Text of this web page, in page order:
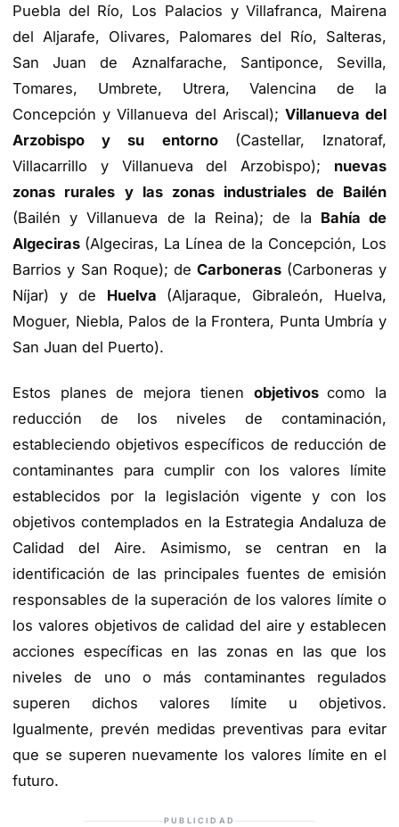
Puebla del Río, Los Palacios y Villafranca, Mairena
del Aljarafe, Olivares, Palomares del Río, Salteras,
San Juan de Aznalfarache, Santiponce, Sevilla,
Tomares, Umbrete, Utrera, Valencina de la
Concepción y Villanueva del Ariscal); Villanueva del
Arzobispo y su entorno (Castellar, Iznatoraf,
Villacarrillo y Villanueva del Arzobispo); nuevas
zonas rurales y las zonas industriales de Bailén
(Bailén y Villanueva de la Reina); de la Bahía de
Algeciras (Algeciras, La Línea de la Concepción, Los
Barrios y San Roque); deCarboneras (Carboneras y
Níjar) y de Huelva (Aljaraque, Gibraleón, Huelva,
Moguer, Niebla, Palos de la Frontera, Punta Umbría y
San Juan del Puerto).
Estos planes de mejora tienen objetivoscomo la
reducción de los niveles de contaminación,
estableciendo objetivos específicos de reducción de
contaminantes para cumplir con los valores límite
establecidos por la legislación vigente y con los
objetivos contemplados en la Estrategia Andaluza de
Calidad del Aire. Asimismo, se centran en la
identificación de las principales fuentes de emisión
responsables de la superación de los valores límite o
los valores objetivos de calidad del aire y establecen
acciones específicas en las zonas en las que los
niveles de uno o más contaminantes regulados
superen dichos valores límite u objetivos.
Igualmente, prevén medidas preventivas para evitar
que se superen nuevamente los valores límite en el
futuro.
PUBLICIDAD